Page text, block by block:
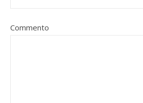
Commento